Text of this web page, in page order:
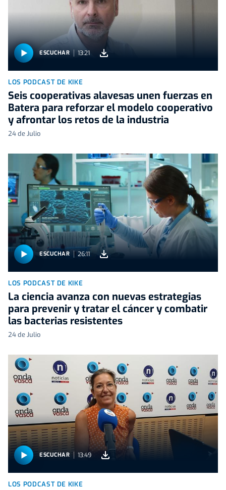
ESCUCHAR 13:21
LOS PODCAST DE KIKE
Seis cooperativas alavesas unen fuerzas en
Batera para reforzar el modelo cooperativo
y afrontar los retos de la industria
24 de Julio
ESCUCHAR 26:11
LOS PODCAST DE KIKE
La ciencia avanza con nuevas estrategias
para prevenir y tratar el cáncer y combatir
las bacterias resistentes
24 de Julio
ESCUCHAR 13:49
LOS PODCAST DE KIKE